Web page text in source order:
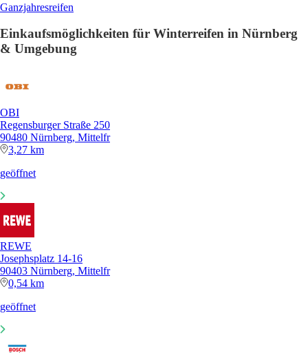
Ganzjahresreifen
Einkaufsmöglichkeiten für Winterreifen in Nürnberg
& Umgebung
OBI
Regensburger Straße 250
90480 Nürnberg, Mittelfr
3,27 km
geöffnet
REWE
Josephsplatz 14-16
90403 Nürnberg, Mittelfr
0,54 km
geöffnet